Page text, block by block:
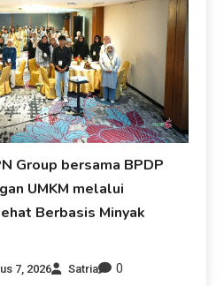
Group bersama BPDP
UMKM melalui
Berbasis Minyak
7, 2026 Satria 0